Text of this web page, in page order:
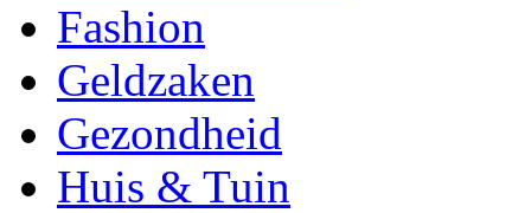
Fashion
Geldzaken
Gezondheid
Huis & Tuin